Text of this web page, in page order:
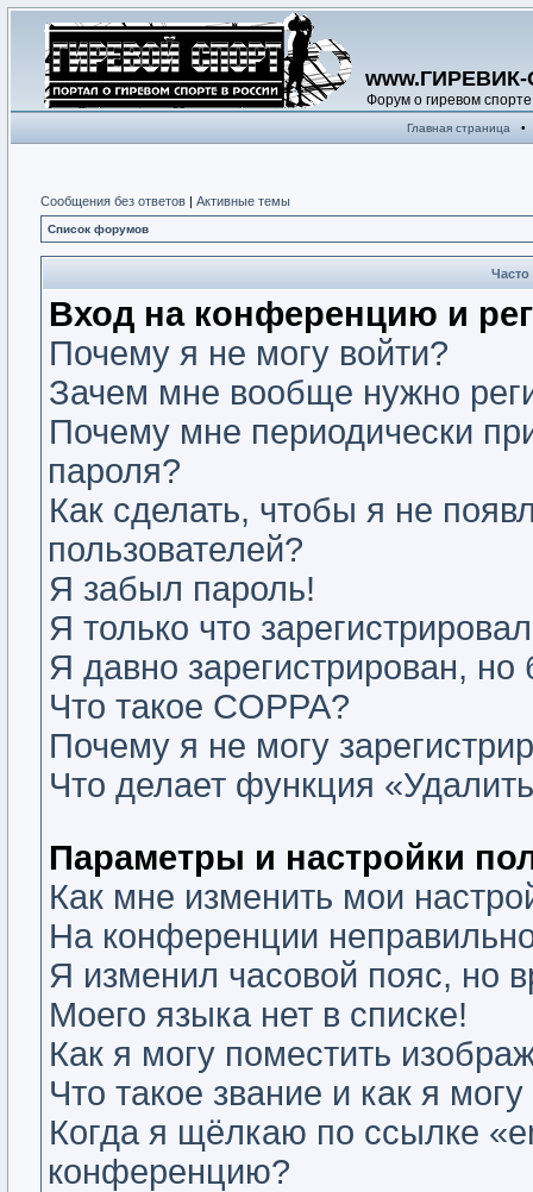
Форум о гиревом спорте
Главная страница •
Сообщения без ответов | Активные темы
Список форумов
Вход на конференцию и
Почему я не могу войти?
Зачем мне вообще нужно
Почему мне периодически
пароля?
Как сделать, чтобы я не
пользователей?
Я забыл пароль!
Я только что
Я давно зарегистрирован,
Что такое COPPA?
Почему я не могу
Что делает функция
Параметры и настройки
Как мне изменить мои
На конференции
Я изменил часовой пояс, но
Моего языка нет в списке!
Как я могу поместить
Что такое звание и как я
Когда я щёлкаю по ссылке
конференцию?